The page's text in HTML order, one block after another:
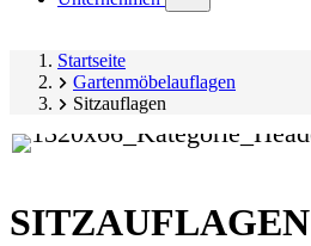
submenu)
Startseite
Gartenmöbelauflagen
Sitzauflagen
SITZAUFLAGEN